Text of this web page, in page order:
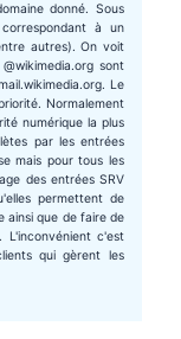
donné. Sous
à un
autres). On voit
sont
Le
Normalement
numérique la plus
par les entrées
mais pour tous les
des entrées SRV
permettent de
ainsi que de faire de
L'inconvénient c'est
qui gèrent les